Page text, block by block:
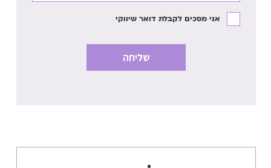
אני מסכים לקבלת דואר שיווקי